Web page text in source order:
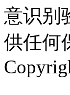
意识别
供任何